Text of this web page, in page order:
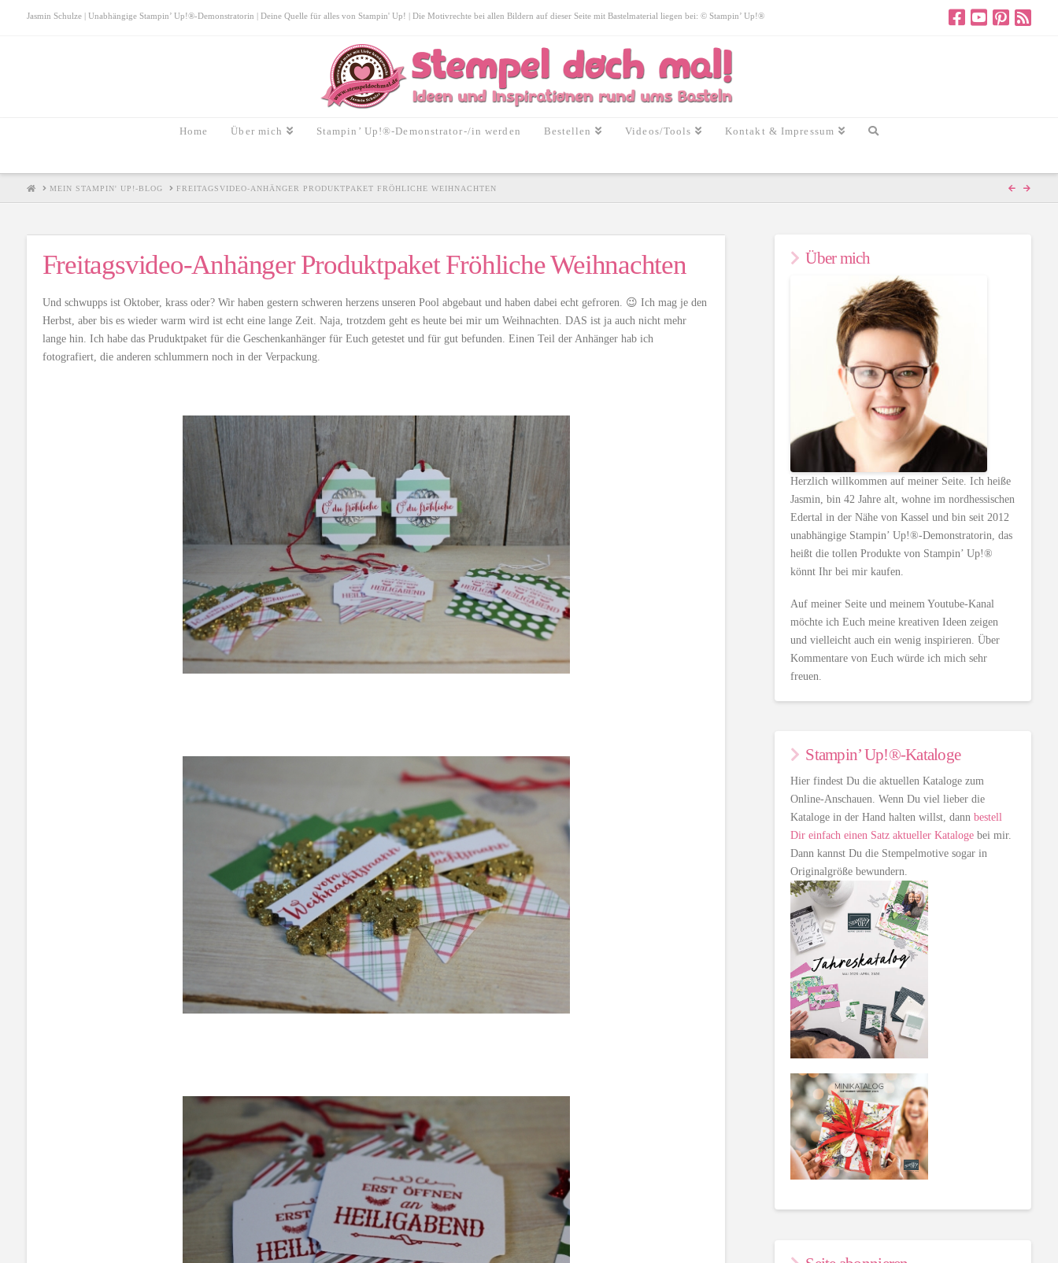
Jasmin Schulze | Unabhängige Stampin’ Up!®-Demonstratorin | Deine Quelle für alles von Stampin' Up! | Die Motivrechte bei allen Bildern auf dieser Seite mit Bastelmaterial liegen bei: © Stampin’ Up!®
Home Über mich Stampin’ Up!®-Demonstrator-/in werden Bestellen Videos/Tools Kontakt & Impressum
HOMEMEIN STAMPIN' UP!-BLOG FREITAGSVIDEO-ANHÄNGER PRODUKTPAKET FRÖHLICHE WEIHNACHTEN
Freitagsvideo-Anhänger Produktpaket Fröhliche Weihnachten
Und schwupps ist Oktober, krass oder? Wir haben gestern schweren herzens unseren Pool abgebaut und haben dabei echt gefroren. 😉 Ich mag je den
Herbst, aber bis es wieder warm wird ist echt eine lange Zeit. Naja, trotzdem geht es heute bei mir um Weihnachten. DAS ist ja auch nicht mehr
lange hin. Ich habe das Pruduktpaket für die Geschenkanhänger für Euch getestet und für gut befunden. Einen Teil der Anhänger hab ich
fotografiert, die anderen schlummern noch in der Verpackung.
Über mich
Herzlich willkommen auf meiner Seite. Ich heiße
Jasmin, bin 42 Jahre alt, wohne im nordhessischen
Edertal in der Nähe von Kassel und bin seit 2012
unabhängige Stampin’ Up!®-Demonstratorin, das
heißt die tollen Produkte von Stampin’ Up!®
könnt Ihr bei mir kaufen.
Auf meiner Seite und meinem Youtube-Kanal
möchte ich Euch meine kreativen Ideen zeigen
und vielleicht auch ein wenig inspirieren. Über
Kommentare von Euch würde ich mich sehr
freuen.
Stampin’ Up!®-Kataloge
Hier findest Du die aktuellen Kataloge zum
Online-Anschauen. Wenn Du viel lieber die
Kataloge in der Hand halten willst, dannbestell
Dir einfach einen Satz aktueller Kataloge bei mir.
Dann kannst Du die Stempelmotive sogar in
Originalgröße bewundern.